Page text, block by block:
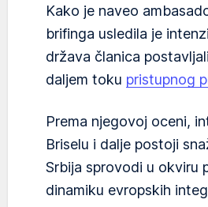
Kako je naveo
brifinga usledila je
država članica
daljem toku pristupnog
Prema njegovoj oceni,
Briselu i dalje postoji
Srbija sprovodi u okviru
dinamiku evropskih